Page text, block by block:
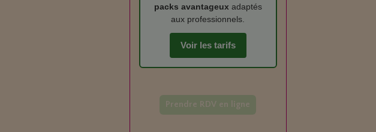
packs avantageuxadaptés
aux professionnels.
Voir les tarifs
Prendre RDV en ligne